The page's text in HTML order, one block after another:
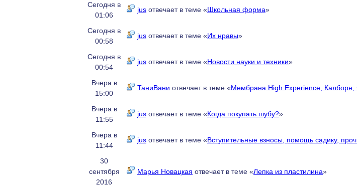
Сегодня в
01:06
jus отвечает в теме «Школьная форма»
Сегодня в
00:58
jus отвечает в теме «Их нравы»
Сегодня в
00:54
jus отвечает в теме «Новости науки и техники»
Вчера в
15:00
ТаниВани отвечает в теме «Мембрана High Experience, Калборн,
Вчера в
11:55
jus отвечает в теме «Когда покупать шубу?»
Вчера в
11:44
jus отвечает в теме «Вступительные взносы, помощь садику,
30
сентября
2016
Марья Новацкая отвечает в теме «Лепка из пластилина»